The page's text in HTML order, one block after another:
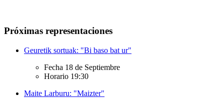
Próximas representaciones
Geuretik sortuak: "Bi baso bat ur"
Fecha 18 de Septiembre
Horario 19:30
Maite Larburu: "Maizter"